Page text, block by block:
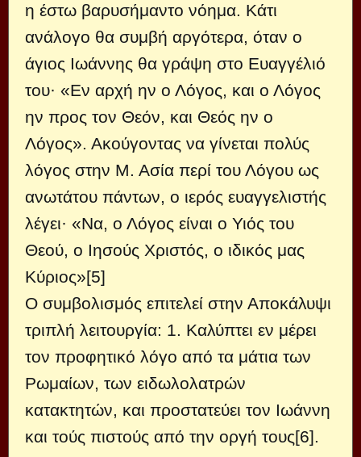
η έστω βαρυσήμαντο νόημα. Κάτι
ανάλογο θα συμβή αργότερα, όταν ο
άγιος Ιωάννης θα γράψη στο Ευαγγέλιό
του· «Εν αρχή ην ο Λόγος, και ο Λόγος
ην προς τον Θεόν, και Θεός ην ο
Λόγος». Ακούγοντας να γίνεται πολύς
λόγος στην Μ. Ασία περί του Λόγου ως
ανωτάτου πάντων, ο ιερός ευαγγελιστής
λέγει· «Να, ο Λόγος είναι ο Υιός του
Θεού, ο Ιησούς Χριστός, ο ιδικός μας
Κύριος»[5]
Ο συμβολισμός επιτελεί στην Αποκάλυψι
τριπλή λειτουργία: 1. Καλύπτει εν μέρει
τον προφητικό λόγο από τα μάτια των
Ρωμαίων, των ειδωλολατρών
κατακτητών, και προστατεύει τον Ιωάννη
και τούς πιστούς από την οργή τους[6].